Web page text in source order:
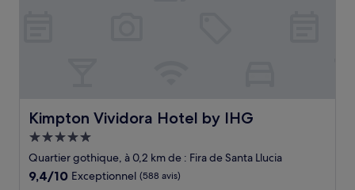
Kimpton Vividora Hotel by IHG
Kimpton Vividora Hotel by IHG
Hébergement
5.0 étoiles
Quartier gothique, à 0,2 km de : Fira de Santa Llucia
9.4
9,4/10 Exceptionnel (588 avis)